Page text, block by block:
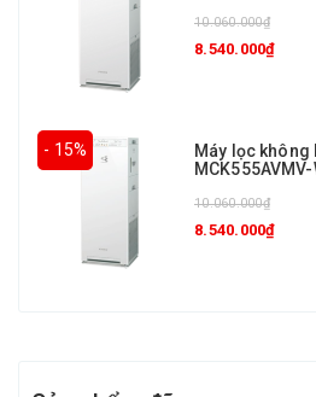
10.060.000₫
8.540.000₫
- 15%
Máy lọc không
MCK555AVMV-
10.060.000₫
8.540.000₫